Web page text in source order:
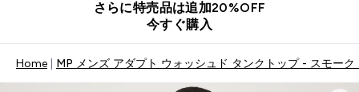
さらに特売品は追加20%OFF
今すぐ購入
Home MP メンズ アダプト ウォッシュド タンクトップ - スモーク